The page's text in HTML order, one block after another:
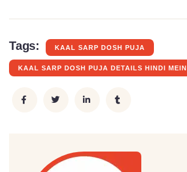
Tags: KAAL SARP DOSH PUJA
KAAL SARP DOSH PUJA DETAILS HINDI MEIN